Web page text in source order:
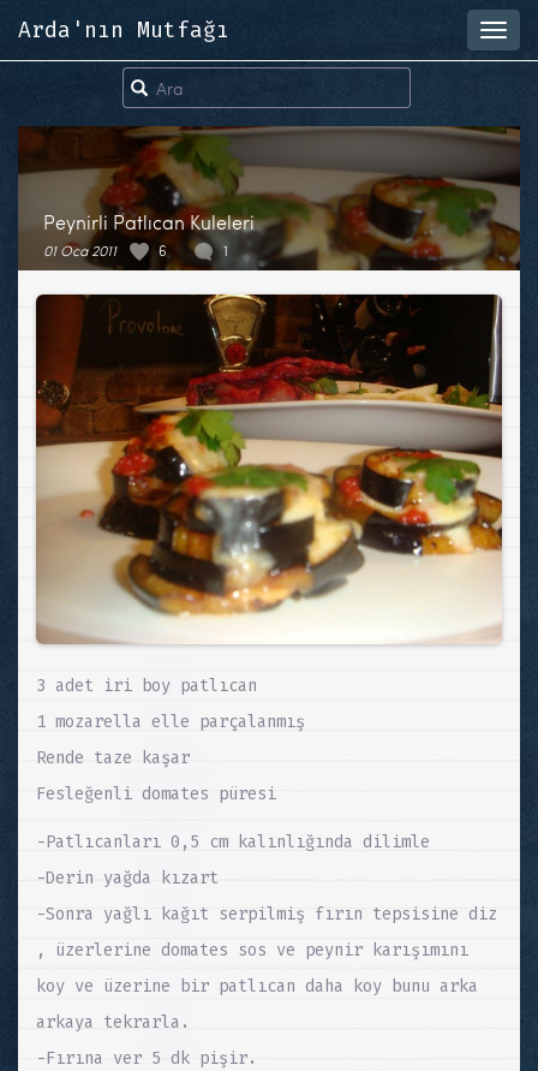
Arda'nın Mutfağı
Peynirli Patlıcan Kuleleri
01 Oca 2011 6 1
3 adet iri boy patlıcan
1 mozarella elle parçalanmış
Rende taze kaşar
Fesleğenli domates püresi
-Patlıcanları 0,5 cm kalınlığında dilimle
-Derin yağda kızart
-Sonra yağlı kağıt serpilmiş fırın tepsisine diz
, üzerlerine domates sos ve peynir karışımını
koy ve üzerine bir patlıcan daha koy bunu arka
arkaya tekrarla.
-Fırına ver 5 dk pişir.